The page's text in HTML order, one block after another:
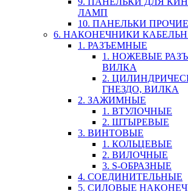
ЛАМП
10. ПАНЕЛЬКИ ПРОЧИЕ
6. НАКОНЕЧНИКИ
1. РАЗЪЕМНЫЕ
1. НОЖЕВЫЕ
ВИЛКА
2.
ГНЕЗДО, ВИЛКА
2. ЗАЖИМНЫЕ
1. ВТУЛОЧНЫЕ
2. ШТЫРЕВЫЕ
3. ВИНТОВЫЕ
1. КОЛЬЦЕВЫЕ
2. ВИЛОЧНЫЕ
3. S-ОБРАЗНЫЕ
4. СОЕДИНИТЕЛЬНЫЕ
5. СИЛОВЫЕ